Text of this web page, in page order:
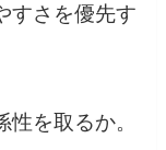
すさを優先す
を取るか。